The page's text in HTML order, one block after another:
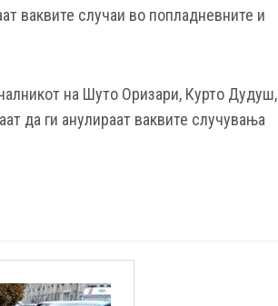
ваквите случаи во попладневните и
на Шуто Оризари, Курто Дудуш,
да ги анулираат ваквите случувања